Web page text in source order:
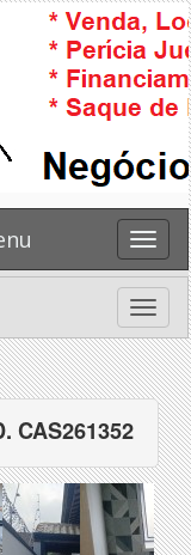
Toggle
Toggle
CAS261352